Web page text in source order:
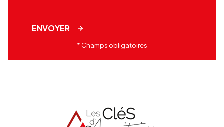
ENVOYER
* Champs obligatoires